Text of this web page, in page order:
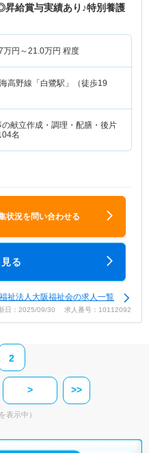
昇給賞与実績あり♪特別養護
万円～21.0万円 程度
高野線「白鷺駅」（徒歩19
献立作成・調理・配膳・後片
名
状況を問い合わせる
る
祉法人大阪福祉会の求人一覧
日：2025/09/30 求人番号：10112092
2
> >>
表示中）